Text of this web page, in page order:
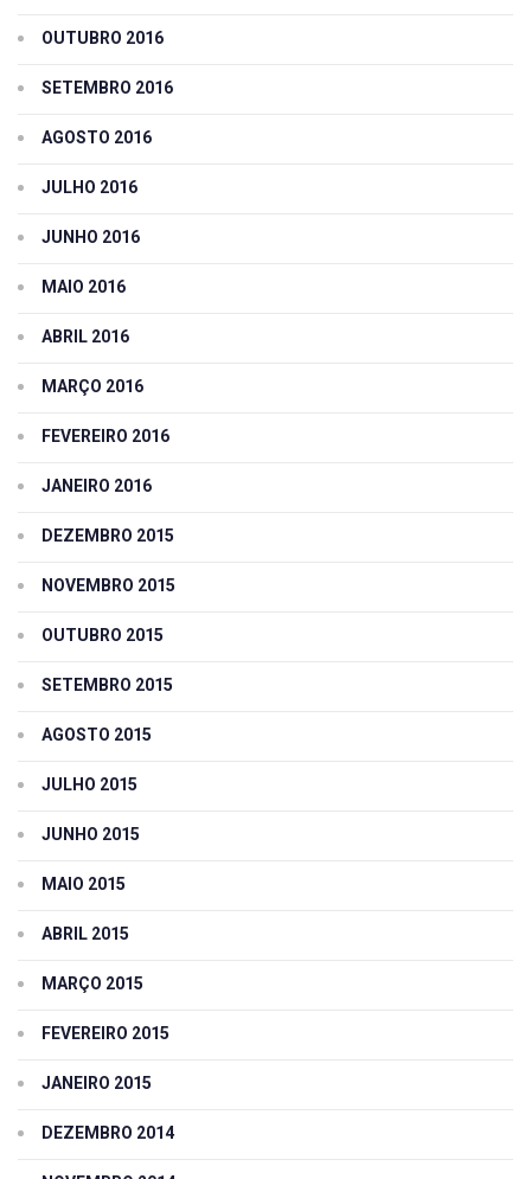
OUTUBRO 2016
SETEMBRO 2016
AGOSTO 2016
JULHO 2016
JUNHO 2016
MAIO 2016
ABRIL 2016
MARÇO 2016
FEVEREIRO 2016
JANEIRO 2016
DEZEMBRO 2015
NOVEMBRO 2015
OUTUBRO 2015
SETEMBRO 2015
AGOSTO 2015
JULHO 2015
JUNHO 2015
MAIO 2015
ABRIL 2015
MARÇO 2015
FEVEREIRO 2015
JANEIRO 2015
DEZEMBRO 2014